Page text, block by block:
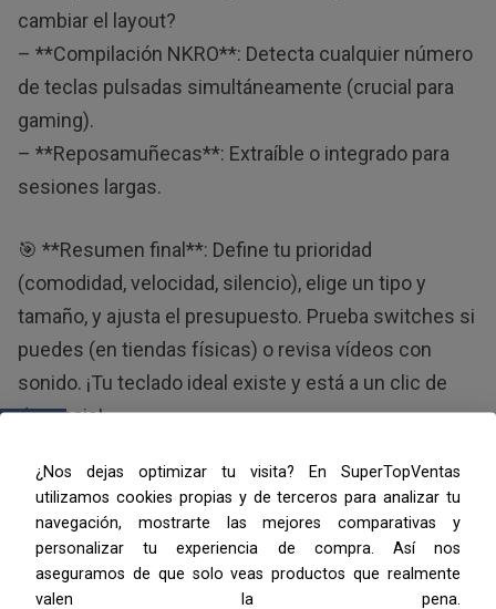
cambiar el layout?
– **Compilación NKRO**: Detecta cualquier número
de teclas pulsadas simultáneamente (crucial para
gaming).
– **Reposamuñecas**: Extraíble o integrado para
sesiones largas.
🎯 **Resumen final**: Define tu prioridad
(comodidad, velocidad, silencio), elige un tipo y
tamaño, y ajusta el presupuesto. Prueba switches si
puedes (en tiendas físicas) o revisa vídeos con
sonido. ¡Tu teclado ideal existe y está a un clic de
distancia!
¿Nos dejas optimizar tu visita? En SuperTopVentas
utilizamos cookies propias y de terceros para analizar tu
navegación, mostrarte las mejores comparativas y
personalizar tu experiencia de compra. Así nos
aseguramos de que solo veas productos que realmente
valen la pena.